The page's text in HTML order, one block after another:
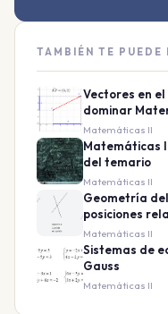
TAMBIÉN TE PUEDE
Vectores en
dominar
Matemáticas II
Matemáticas
del temario
Matemáticas II
Geometría
posiciones
Matemáticas II
Sistemas de
Gauss
Matemáticas II